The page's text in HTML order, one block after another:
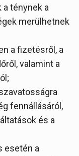
ténynek a
merülhetnek
a fizetésről, a
valamint a
fennállásáról,
és a
esetén a